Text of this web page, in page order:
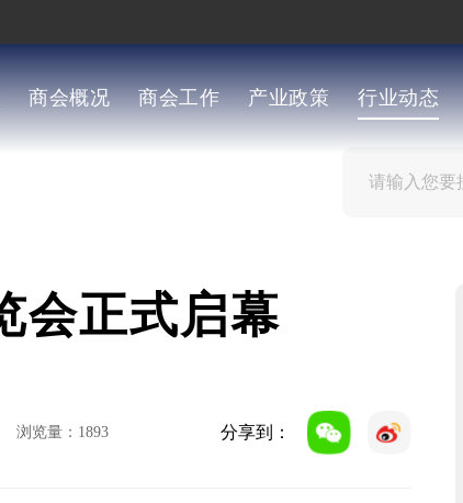
商会概况 商会工作 产业政策 行业动态
会正式启幕
浏览量： 1893 分享到：